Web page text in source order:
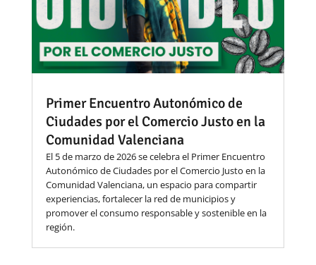
Primer Encuentro Autonómico de
Ciudades por el Comercio Justo en la
Comunidad Valenciana
El 5 de marzo de 2026 se celebra el Primer Encuentro
Autonómico de Ciudades por el Comercio Justo en la
Comunidad Valenciana, un espacio para compartir
experiencias, fortalecer la red de municipios y
promover el consumo responsable y sostenible en la
región.